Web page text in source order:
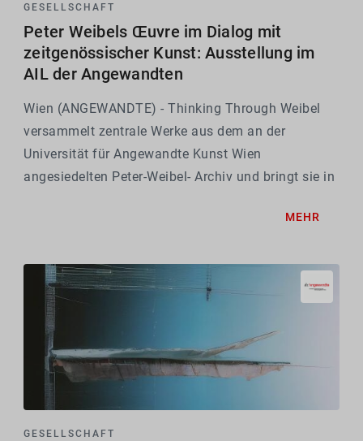
GESELLSCHAFT
Peter Weibels Œuvre im Dialog mit
zeitgenössischer Kunst: Ausstellung im
AIL der Angewandten
Wien (ANGEWANDTE) - Thinking Through Weibel
versammelt zentrale Werke aus dem an der
Universität für Angewandte Kunst Wien
angesiedelten Peter-Weibel- Archiv und bringt sie in
zeitgenössischer Künstler*innen. Die Arbeiten von
MEHR
GESELLSCHAFT